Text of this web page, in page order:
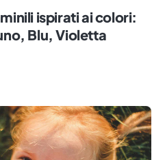
ispirati ai colori:
Blu, Violetta